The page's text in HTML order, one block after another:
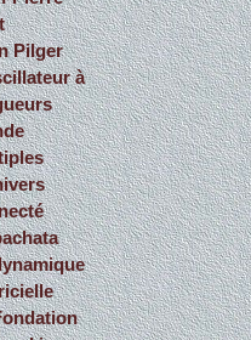
Pilger
à